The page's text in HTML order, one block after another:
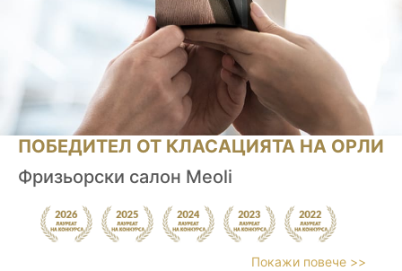
ПОБЕДИТЕЛ ОТ КЛАСАЦИЯТА НА ОРЛИ
Фризьорски салон Meoli
Покажи повече >>